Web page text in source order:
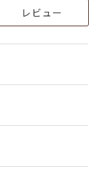
レビュー